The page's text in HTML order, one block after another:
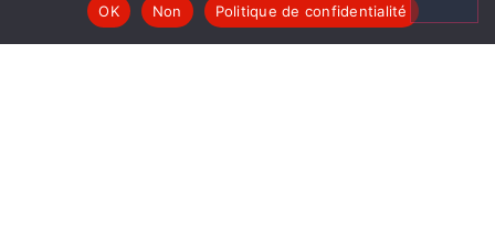
OK
Non Politique de confidentialité